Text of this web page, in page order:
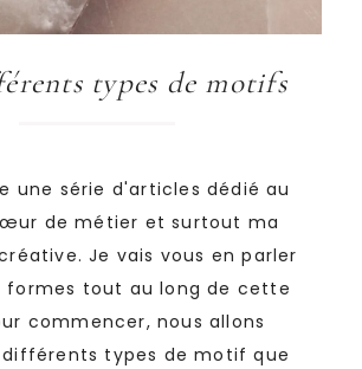
types de motifs
une série d'articles dédié au
de métier et surtout ma
Je vais vous en parler
formes tout au long de cette
commencer, nous allons
types de motif que